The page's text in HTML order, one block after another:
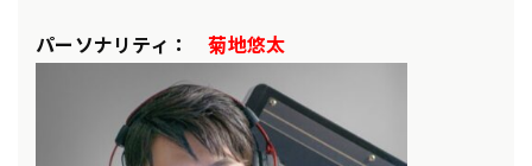
パーソナリティ：菊地悠太